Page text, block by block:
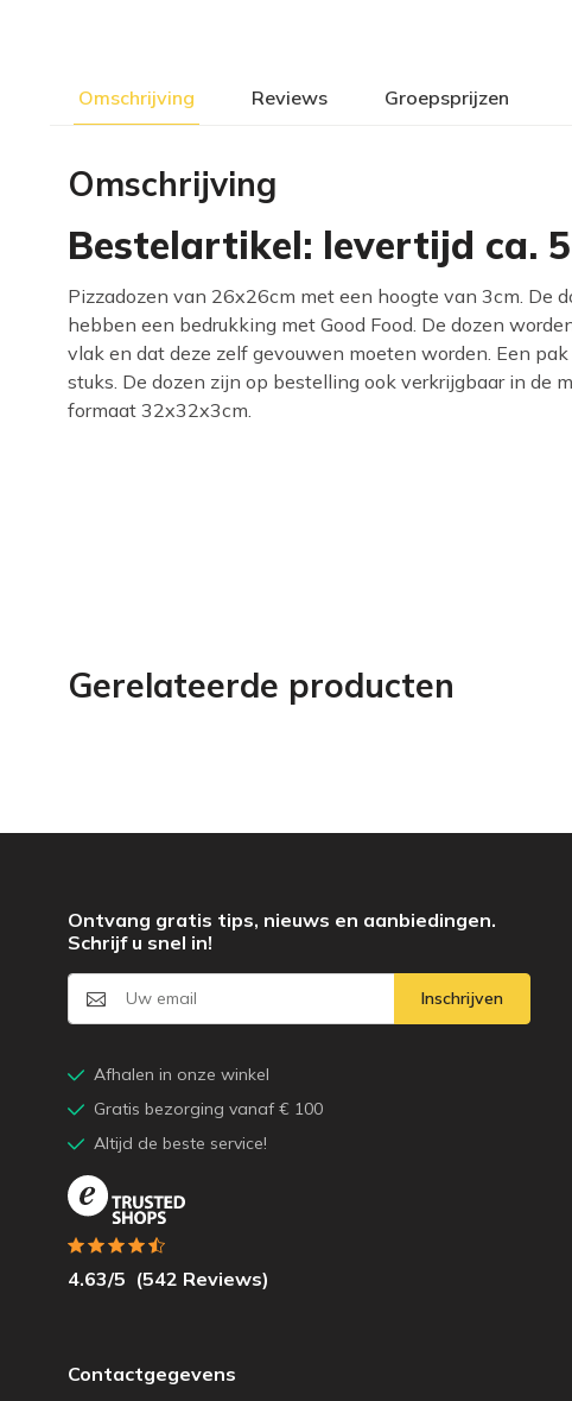
Omschrijving Reviews Groepsprijzen
Omschrijving
Bestelartikel: levertijd ca.
Pizzadozen van 26x26cm met een hoogte van 3cm. De
hebben een bedrukking met Good Food. De dozen
vlak en dat deze zelf gevouwen moeten worden. Een
stuks. De dozen zijn op bestelling ook verkrijgbaar in de
formaat 32x32x3cm.
Gerelateerde producten
Contactgegevens
Ontvang gratis tips, nieuws en aanbiedingen.
Schrijf u snel in!
Inschrijven
Afhalen in onze winkel
Gratis bezorging vanaf € 100
Altijd de beste service!
4.63/5 (542 Reviews)